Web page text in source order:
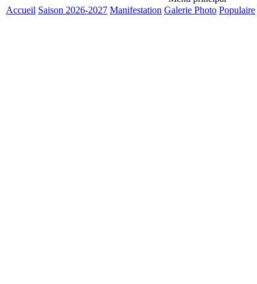
Accueil Saison 2026-2027 Manifestation Galerie Photo Populaire